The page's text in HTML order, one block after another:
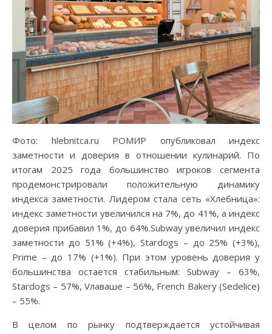
Фото: hlebnitca.ru РОМИР опубликовал индекс
заметности и доверия в отношении кулинарий. По
итогам 2025 года большинство игроков сегмента
продемонстрировали положительную динамику
индекса заметности. Лидером стала сеть «Хлебница»:
индекс заметности увеличился на 7%, до 41%, а индекс
доверия прибавил 1%, до 64%.Subway увеличил индекс
заметности до 51% (+4%), Stardogs – до 25% (+3%),
Prime – до 17% (+1%). При этом уровень доверия у
большинства остается стабильным: Subway – 63%,
Stardogs – 57%, Vлаваше – 56%, French Bakery (Sedelice)
– 55%.
В целом по рынку подтверждается устойчивая